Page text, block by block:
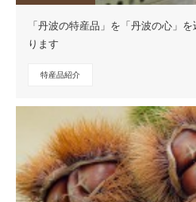
「丹波の特産品」を「丹波の心」
ります
特産品紹介